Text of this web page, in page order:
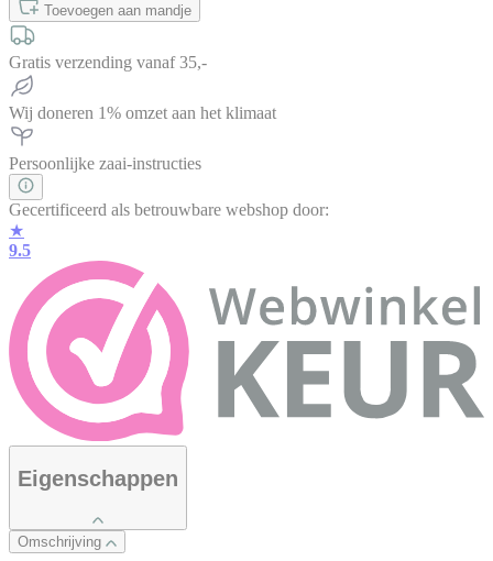
Toevoegen aan mandje
Gratis verzending vanaf 35,-
Wij doneren 1% omzet aan het klimaat
Persoonlijke zaai-instructies
Gecertificeerd als betrouwbare webshop door:
★
9.5
Eigenschappen
Omschrijving